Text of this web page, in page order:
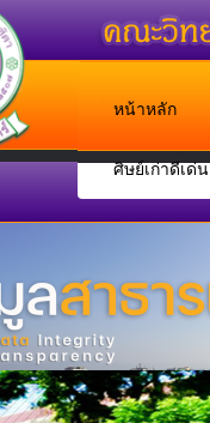
หน้าหลัก
ศิษย์เก่าดีเด่น